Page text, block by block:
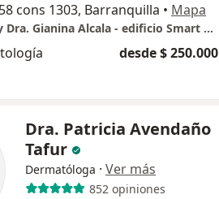
cons 1303, Barranquilla • Mapa
Skin Center By Dra. Gianina Alcala - edificio Smart Office center
desde $ 250.000
Dra. Patricia Avendaño
Tafur
Dermatóloga · Ver más
852 opiniones